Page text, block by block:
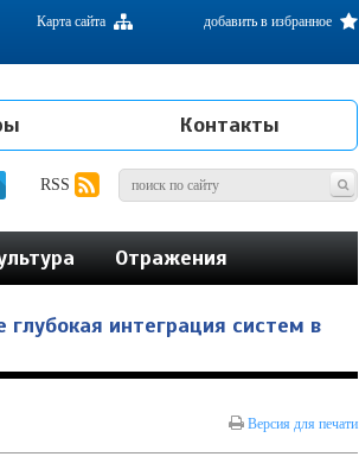
добавить в избранное
Карта сайта
Контакты
RSS
Отражения
интеграция систем в
Версия для печати